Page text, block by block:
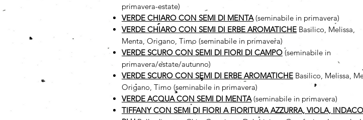
primavera-estate)
VERDE CHIARO CON SEMI DI MENTA (seminabile in primavera)
VERDE CHIARO CON SEMI DI ERBE AROMATICHE Basilico, Melissa,
Menta, Origano, Timo (seminabile in primavera)
VERDE SCURO CON SEMI DI FIORI DI CAMPO (seminabile in
primavera/estate/autunno)
VERDE SCURO CON SEMI DI ERBE AROMATICHE Basilico, Melissa,
Origano, Timo (seminabile in primavera)
VERDE ACQUA CON SEMI DI MENTA(seminabile in primavera)
TIFFANY CON SEMI DI FIORI A FIORITURA AZZURRA, VIOLA,